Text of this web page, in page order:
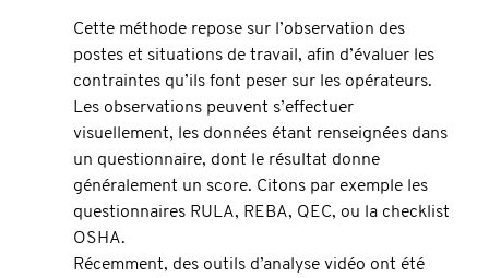
Cette méthode repose sur l’observation des
postes et situations de travail, afin d’évaluer les
contraintes qu’ils font peser sur les opérateurs.
Les observations peuvent s’effectuer
visuellement, les données étant renseignées dans
un questionnaire, dont le résultat donne
généralement un score. Citons par exemple les
questionnaires RULA, REBA, QEC, ou la checklist
OSHA.
Récemment, des outils d’analyse vidéo ont été